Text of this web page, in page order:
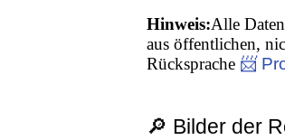
Hinweis:Alle
aus öffentlichen,
Rücksprache 📨
🔎 Bilder der